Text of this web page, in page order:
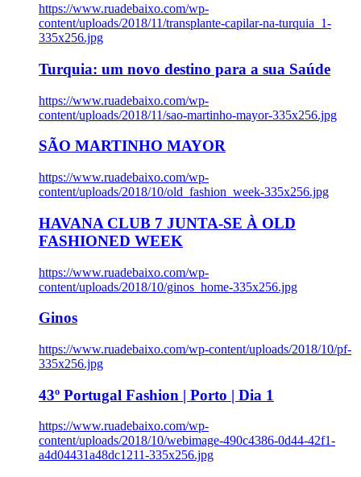
https://www.ruadebaixo.com/wp-
content/uploads/2018/11/transplante-capilar-na-turquia_1-
335x256.jpg
Turquia: um novo destino para a sua Saúde
https://www.ruadebaixo.com/wp-
content/uploads/2018/11/sao-martinho-mayor-335x256.jpg
SÃO MARTINHO MAYOR
https://www.ruadebaixo.com/wp-
content/uploads/2018/10/old_fashion_week-335x256.jpg
HAVANA CLUB 7 JUNTA-SE À OLD
FASHIONED WEEK
https://www.ruadebaixo.com/wp-
content/uploads/2018/10/ginos_home-335x256.jpg
Ginos
https://www.ruadebaixo.com/wp-content/uploads/2018/10/pf-
335x256.jpg
43º Portugal Fashion | Porto | Dia 1
https://www.ruadebaixo.com/wp-
content/uploads/2018/10/webimage-490c4386-0d44-42f1-
a4d04431a48dc1211-335x256.jpg